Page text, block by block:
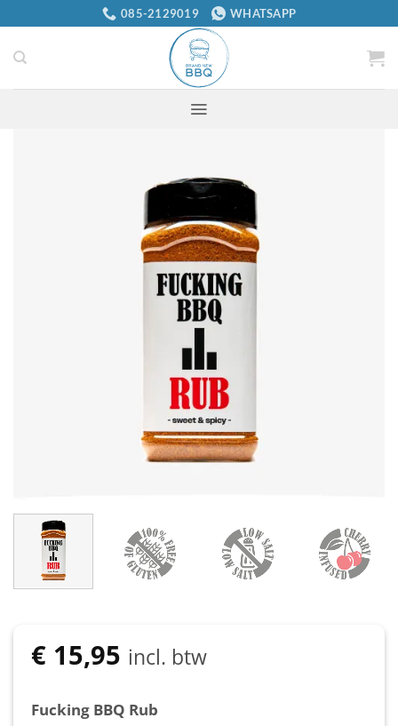
naar
inhoud
085-2129019 WHATSAPP
€ 15,95 incl. btw
Fucking BBQ Rub